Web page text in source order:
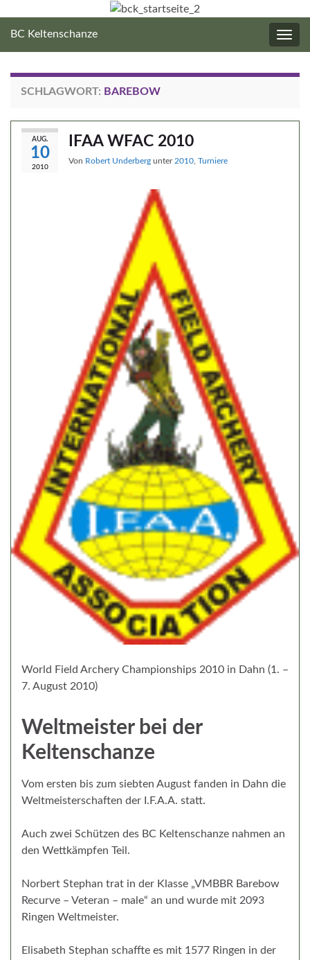
BC Keltenschanze
SCHLAGWORT: BAREBOW
AUG.
10
2010
IFAA WFAC 2010
Von Robert Underberg unter 2010 Turniere
World Field Archery Championships 2010 in Dahn (1. –
7. August 2010)
Weltmeister bei der
Keltenschanze
Vom ersten bis zum siebten August fanden in Dahn die
Weltmeisterschaften der I.F.A.A. statt.
Auch zwei Schützen des BC Keltenschanze nahmen an
den Wettkämpfen Teil.
Norbert Stephan trat in der Klasse „VMBBR Barebow
Recurve – Veteran – male“ an und wurde mit 2093
Ringen Weltmeister.
Elisabeth Stephan schaffte es mit 1577 Ringen in der